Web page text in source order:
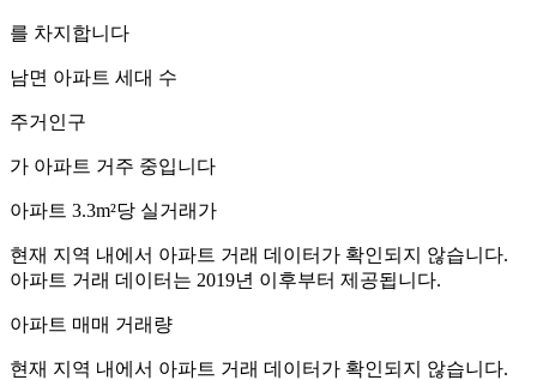
를 차지합니다
남면 아파트 세대 수
주거인구
가 아파트 거주 중입니다
아파트 3.3m²당 실거래가
현재 지역 내에서 아파트 거래 데이터가 확인되지 않습니다.
아파트 거래 데이터는 2019년 이후부터 제공됩니다.
아파트 매매 거래량
현재 지역 내에서 아파트 거래 데이터가 확인되지 않습니다.